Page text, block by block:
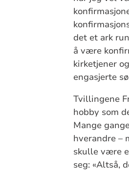
det et ark
å være
kirketjener
engasjerte
Tvillingene
hobby som
Mange
hverandre –
skulle være
seg: «Altså,